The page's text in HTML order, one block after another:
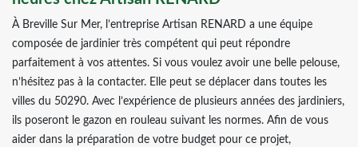
À Breville Sur Mer, l’entreprise Artisan RENARD a une équipe
composée de jardinier très compétent qui peut répondre
parfaitement à vos attentes. Si vous voulez avoir une belle pelouse,
n’hésitez pas à la contacter. Elle peut se déplacer dans toutes les
villes du 50290. Avec l’expérience de plusieurs années des jardiniers,
ils poseront le gazon en rouleau suivant les normes. Afin de vous
aider dans la préparation de votre budget pour ce projet,